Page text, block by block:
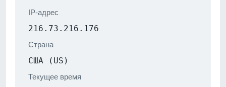
IP-адрес
216.73.216.176
Страна
США (US)
Текущее время